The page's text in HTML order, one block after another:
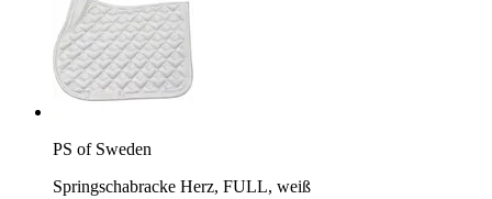
PS of Sweden
Springschabracke Herz, FULL, weiß